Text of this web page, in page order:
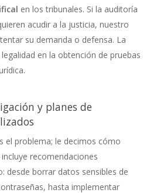
en los tribunales. Si la auditoría
acudir a la justicia, nuestro
su demanda o defensa. La
en la obtención de pruebas
y planes de
el problema; le decimos cómo
recomendaciones
desde borrar datos sensibles de
hasta implementar